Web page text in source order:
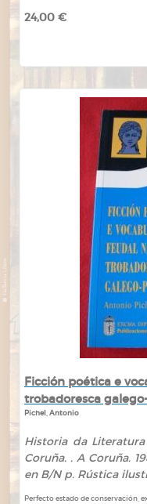
24,00 €
Ficción poética e
trobadoresca
Pichel, Antonio
Historia da
Coruña. . A Coruña.
en B/N p. Rústica
Perfecto estado de conservación,